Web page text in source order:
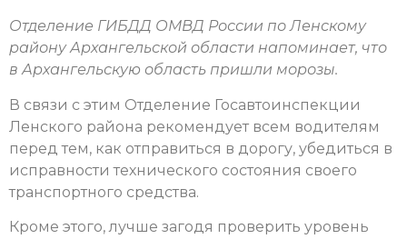
Отделение ГИБДД ОМВД России по Ленскому
району Архангельской области напоминает, что
в Архангельскую область пришли морозы.
В связи с этим Отделение Госавтоинспекции
Ленского района рекомендует всем водителям
перед тем, как отправиться в дорогу, убедиться в
исправности технического состояния своего
транспортного средства.
Кроме этого, лучше загодя проверить уровень